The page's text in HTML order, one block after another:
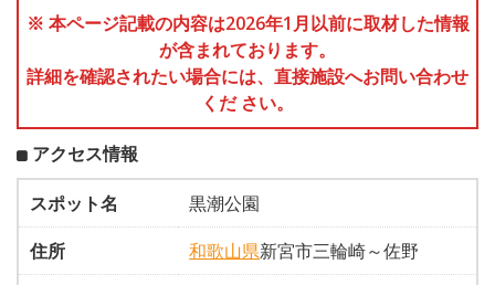
※ 本ページ記載の内容は2026年1月以前に取材した情報
が含まれております。
詳細を確認されたい場合には、直接施設へお問い合わせ
くだ さい。
アクセス情報
スポット名
黒潮公園
住所
和歌山県新宮市三輪崎～佐野